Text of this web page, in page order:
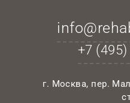
+7 (495)
г. Москва, пер.